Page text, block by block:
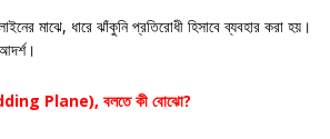
মাঝে, ধারে ঝাঁকুনি প্রতিরোধী হিসাবে ব্যবহার করা হয়।
Plane), বলতে কী বোঝো?